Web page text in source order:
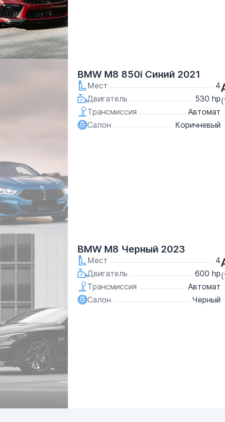
BMW M8 850i Синий 2021
Мест
4
Двигатель
530 hp
Трансмиссия
Автомат
Салон
Коричневый
BMW M8 Черный 2023
Мест
4
Двигатель
600 hp
Трансмиссия
Автомат
Салон
Черный